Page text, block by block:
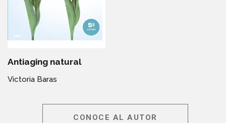
Antiaging natural
Victoria Baras
CONOCE AL AUTOR